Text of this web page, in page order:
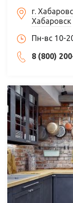
г.
Хабаровск
Пн-вс 10-
8 (800)